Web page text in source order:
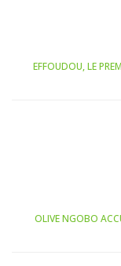
EFFOUDOU, LE
OLIVE NGOBO